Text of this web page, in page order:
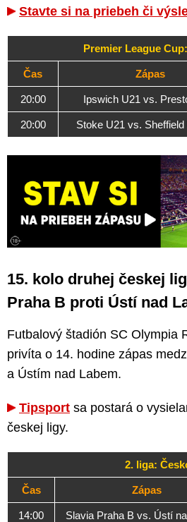
Stavte si na priebeh či
Premier League
Čas Zápas
20:00 Ipswich U21 vs.
20:00 Stoke U21 vs. Sheffield
15. kolo druhej českej
Praha B proti Ústí nad
Futbalový štadión SC Olympia
privíta o 14. hodine zápas
a Ústím nad Labem.
Tipsport sa postará o
českej ligy.
2. liga:
Čas Zápas
14:00 Slavia Praha B vs. Ústí